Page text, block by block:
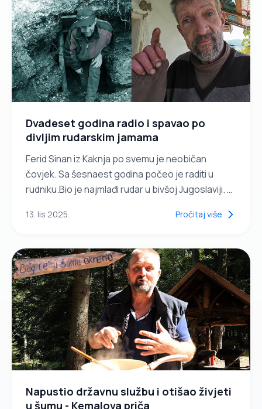
Dvadeset godina radio i spavao po
divljim rudarskim jamama
Ferid Sinan iz Kaknja po svemu je neobičan
čovjek. Sa šesnaest godina počeo je raditi u
rudniku.Bio je najmlađi rudar u bivšoj Jugoslaviji. U
13. lis 2025. Pročitaj više
Napustio državnu službu i otišao živjeti
u šumu - Kemalova priča